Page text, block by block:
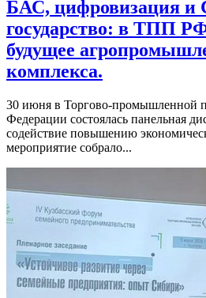
БАС, цифровизация и
государство: в ТПП
будущее
комплекса.
30 июня в Торгово-промышленной
Федерации состоялась панельная
содействие повышению
мероприятие собрало...